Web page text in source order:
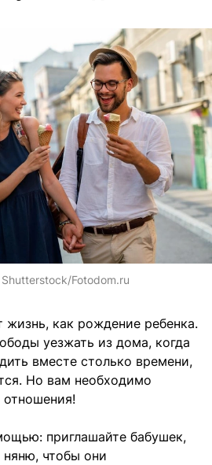
Shutterstock/Fotodom.ru
жизнь, как рождение ребенка.
уезжать из дома, когда
вместе столько времени,
Но вам необходимо
приглашайте бабушек,
чтобы они